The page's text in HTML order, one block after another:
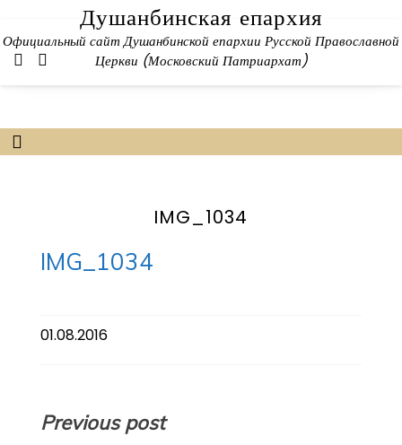
content
Душанбинская епархия
Официальный сайт Душанбинской епархии Русской Православной
Церкви (Московский Патриархат)
IMG_1034
IMG_1034
01.08.2016
Навигация
Previous post